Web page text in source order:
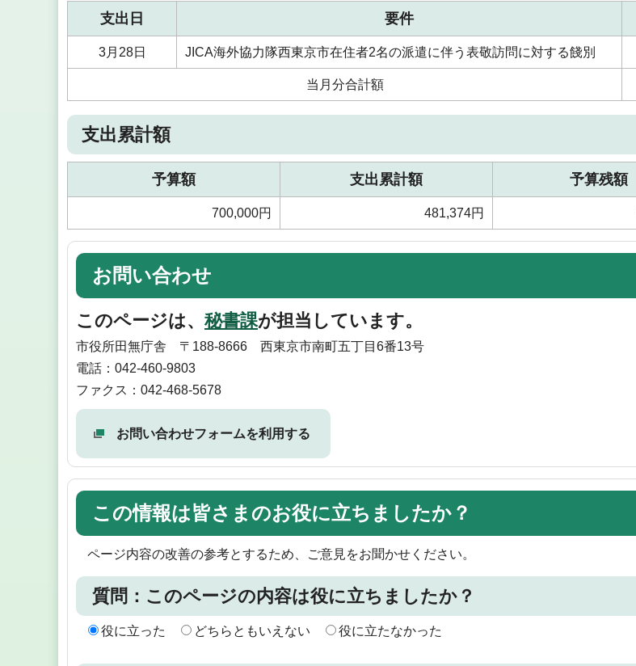
支出日 要件
3月28日 JICA海外協力隊西東京市在住者2名の派遣に伴う表敬訪問に対する餞別
当月分合計額
支出累計額
予算額 支出累計額 予算残額
700,000円 481,374円
お問い合わせ
このページは、 秘書課が担当しています。
市役所田無庁舎 〒188-8666 西東京市南町五丁目6番13号
電話：042-460-9803
ファクス：042-468-5678
お問い合わせフォームを利用する
この情報は皆さまのお役に立ちましたか？
ページ内容の改善の参考とするため、ご意見をお聞かせください。
質問：このページの内容は役に立ちましたか？
役に立った どちらともいえない 役に立たなかった